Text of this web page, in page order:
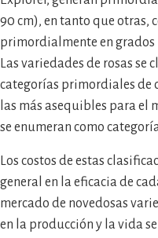
90 cm), en tanto que otras,
primordialmente en grados
Las variedades de rosas se
categorías primordiales de
las más asequibles para el
se enumeran como
Los costos de estas
general en la eficacia de
mercado de novedosas
en la producción y la vida